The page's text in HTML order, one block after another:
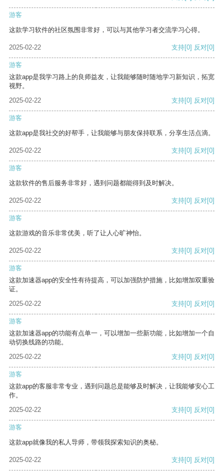
游客
这款学习软件的社区氛围非常好，可以与其他学习者交流学习心得。
2025-02-22 支持[0] 反对[0]
游客
这款app是我学习路上的良师益友，让我能够随时随地学习新知识，拓宽
视野。
2025-02-22
支持[0] 反对[0]
游客
这款app是我社交的好帮手，让我能够与朋友保持联系，分享生活点滴。
2025-02-22 支持[0] 反对[0]
游客
这款软件的售后服务非常好，遇到问题都能得到及时解决。
2025-02-22 支持[0] 反对[0]
游客
这款游戏的音乐非常优美，听了让人心旷神怡。
2025-02-22 支持[0] 反对[0]
游客
这款加速器app的安全性有待提高，可以加强防护措施，比如增加双重验
证。
2025-02-22
支持[0] 反对[0]
游客
这款加速器app的功能有点单一，可以增加一些新功能，比如增加一个自
动切换线路的功能。
2025-02-22
支持[0] 反对[0]
游客
这款app的客服非常专业，遇到问题总是能够及时解决，让我能够安心工
作。
2025-02-22
支持[0] 反对[0]
游客
这款app就像我的私人导师，带领我探索知识的奥秘。
2025-02-22 支持[0] 反对[0]